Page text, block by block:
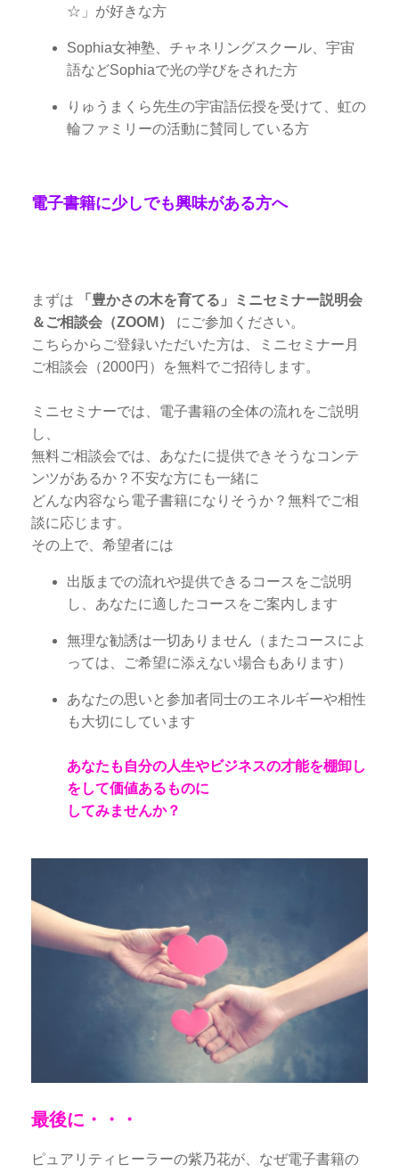
☆」が好きな方
Sophia女神塾、チャネリングスクール、宇宙
語などSophiaで光の学びをされた方
りゅうまくら先生の宇宙語伝授を受けて、虹の
輪ファミリーの活動に賛同している方
電子書籍に少しでも興味がある方へ
まずは
「豊かさの木を育てる」ミニセミナー説明会
＆ご相談会（ZOOM）
にご参加ください。
こちらからご登録いただいた方は、ミニセミナー月
ご相談会（2000円）を無料でご招待します。
ミニセミナーでは、電子書籍の全体の流れをご説明
し、
無料ご相談会では、あなたに提供できそうなコンテ
ンツがあるか？不安な方にも一緒に
どんな内容なら電子書籍になりそうか？無料でご相
談に応じます。
その上で、希望者には
出版までの流れや提供できるコースをご説明
し、あなたに適したコースをご案内します
無理な勧誘は一切ありません（またコースによ
っては、ご希望に添えない場合もあります）
あなたの思いと参加者同士のエネルギーや相性
も大切にしています
あなたも自分の人生やビジネスの才能を棚卸し
をして価値あるものに
してみませんか？
最後に・・・
ピュアリティヒーラーの紫乃花が、なぜ電子書籍の